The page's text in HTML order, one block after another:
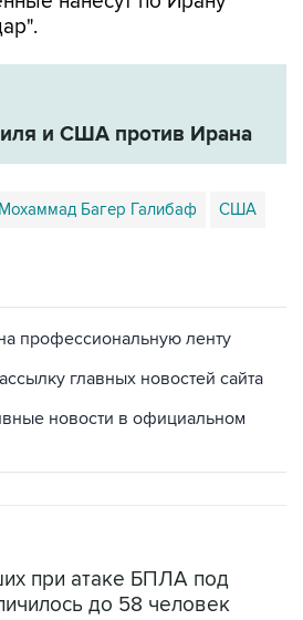
и США против Ирана
Мохаммад Багер Галибаф США
профессиональную ленту
главных новостей сайта
новости в официальном
при атаке БПЛА под
до 58 человек